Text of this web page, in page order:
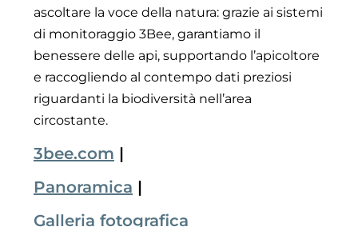
ascoltare la voce della natura: grazie ai sistemi
di monitoraggio 3Bee, garantiamo il
benessere delle api, supportando l’apicoltore
e raccogliendo al contempo dati preziosi
riguardanti la biodiversità nell’area
circostante.
3bee.com |
Panoramica |
Galleria fotografica